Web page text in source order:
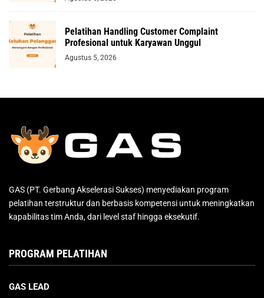
Pelatihan Handling Customer Complaint
Profesional untuk Karyawan Unggul
Agustus 5, 2026
GAS (PT. Gerbang Akselerasi Sukses) menyediakan program
pelatihan terstruktur dan berbasis kompetensi untuk meningkatkan
kapabilitas tim Anda, dari level staf hingga eksekutif.
PROGRAM PELATIHAN
GAS LEAD